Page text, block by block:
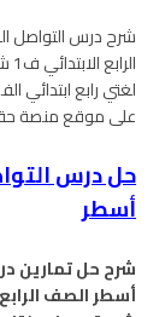
شرح درس التواصل
لغتي رابع ابتدائي
على موقع منصة
حل درس
أسطر
شرح حل تمارين
أسطر الصف الرابع